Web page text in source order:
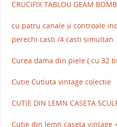
CRUCIFIX TABLOU GEAM
cu patru canale și controale
perechi casti /4 casti simultan
Curea dama din piele ( cu 32
Cutie Cutiuta vintage colectie
CUTIE DIN LEMN CASETA
Cutie din lemn caseta